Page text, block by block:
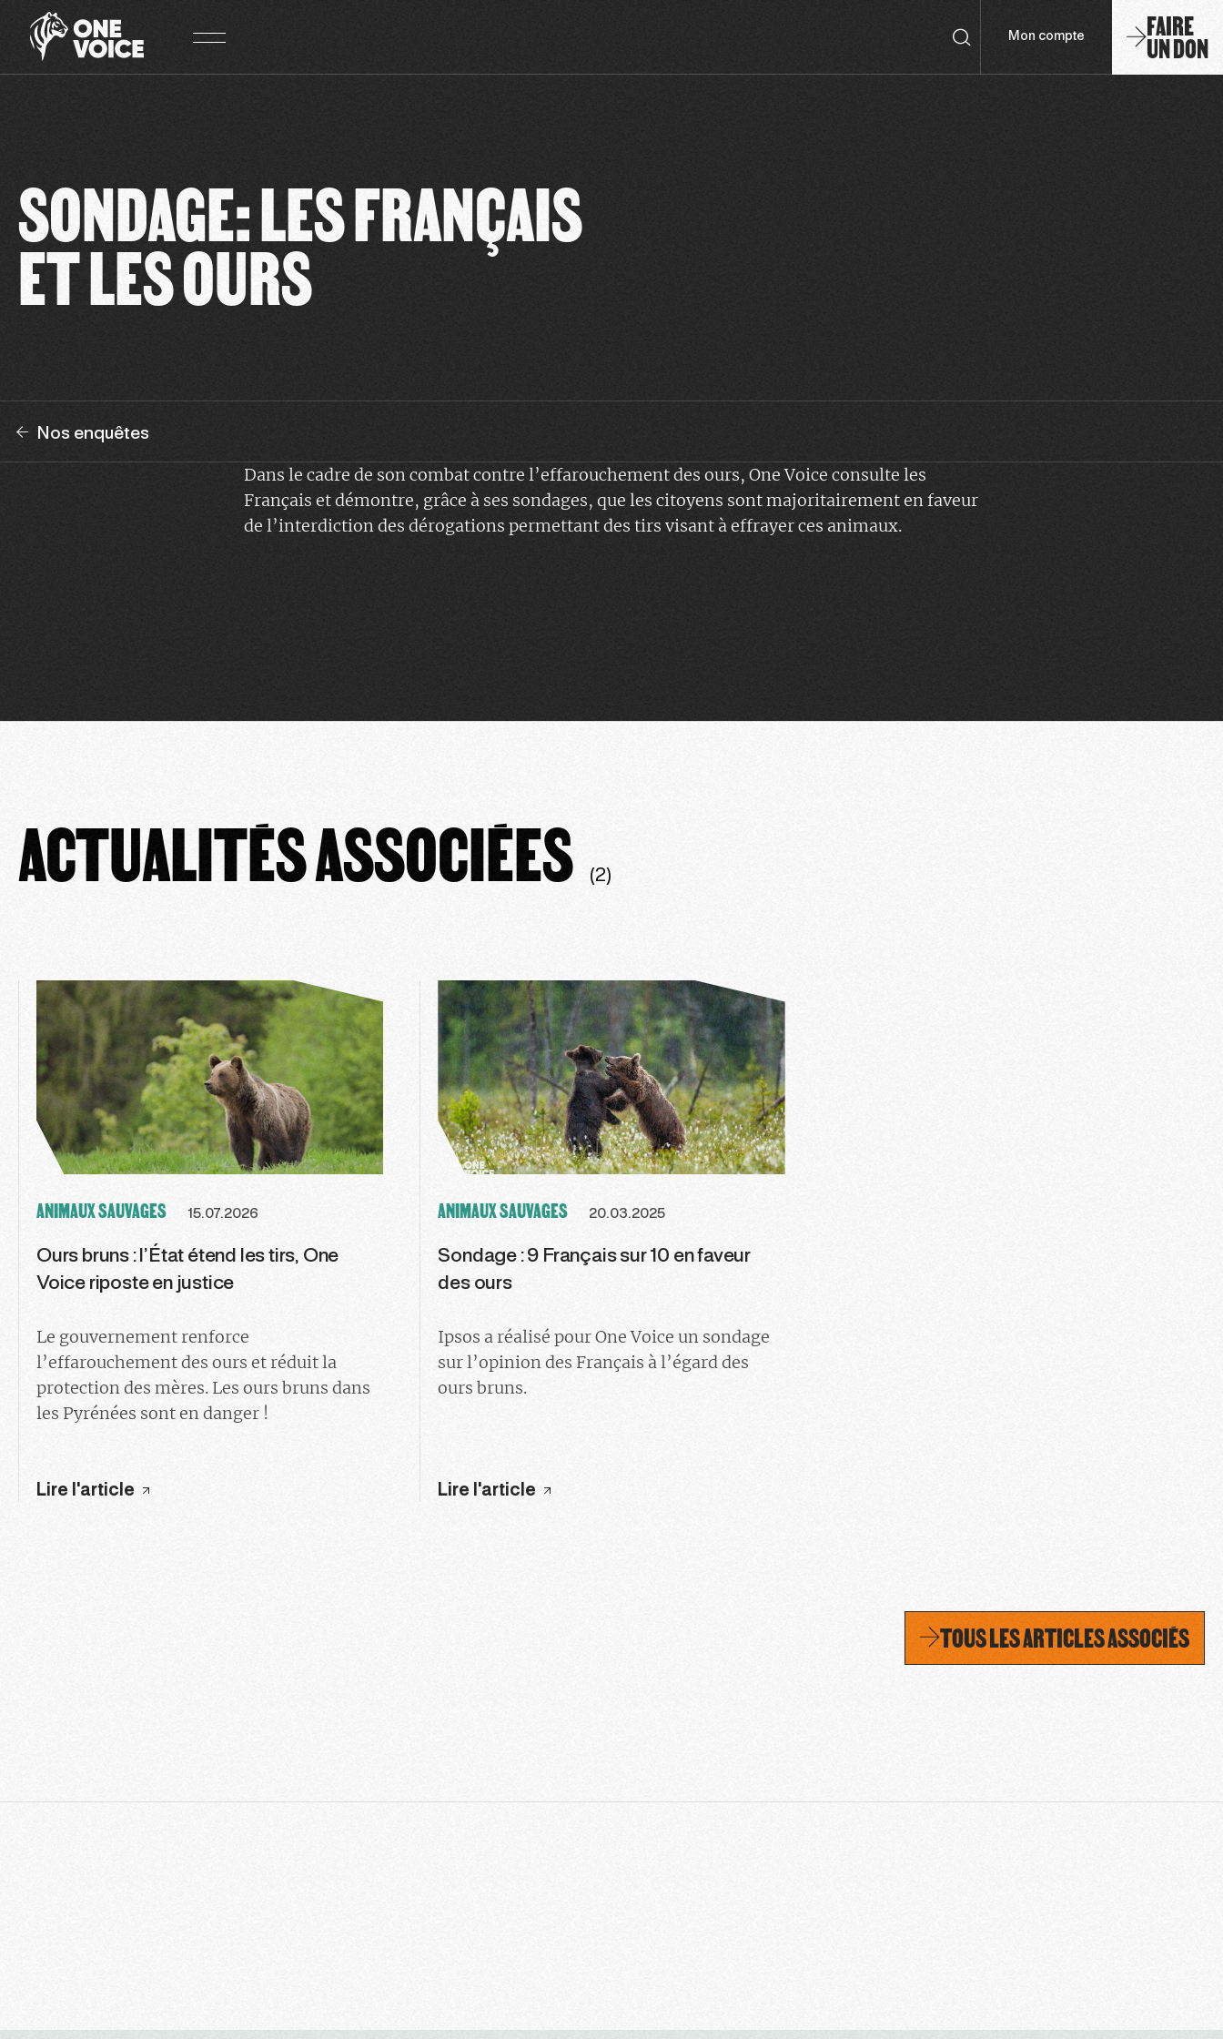
Mon compte FAIRE
UN DON
SONDAGE: LES FRANÇAIS
ET LES OURS
Nos enquêtes
Dans le cadre de son combat contre l’effarouchement des ours, One Voice consulte les
Français et démontre, grâce à ses sondages, que les citoyens sont majoritairement en faveur
de l’interdiction des dérogations permettant des tirs visant à effrayer ces animaux.
ACTUALITÉS ASSOCIÉES (2)
ANIMAUX SAUVAGES 15.07.2026
Ours bruns : l’État étend les tirs, One
Voice riposte en justice
Le gouvernement renforce
l’effarouchement des ours et réduit la
protection des mères. Les ours bruns dans
les Pyrénées sont en danger !
Lire l'article
ANIMAUX SAUVAGES 20.03.2025
Sondage : 9 Français sur 10 en faveur
des ours
Ipsos a réalisé pour One Voice un sondage
sur l’opinion des Français à l’égard des
ours bruns.
Lire l'article
TOUS LES ARTICLES ASSOCIÉS